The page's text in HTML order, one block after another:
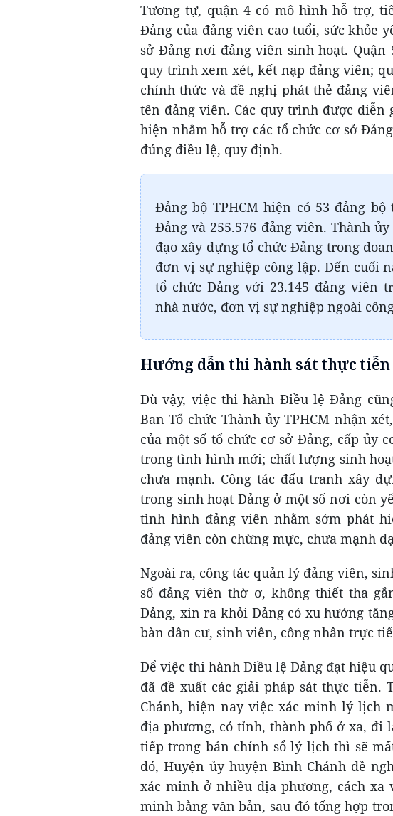
Tương tự, quận 4 có mô hình hỗ trợ,
Đảng của đảng viên cao tuổi, sức khỏe
sở Đảng nơi đảng viên sinh hoạt.
quy trình xem xét, kết nạp đảng viên;
chính thức và đề nghị phát thẻ đảng
tên đảng viên. Các quy trình được diễn
hiện nhằm hỗ trợ các tổ chức cơ sở
đúng điều lệ, quy định.
Đảng bộ TPHCM hiện có 53 đảng
Đảng và 255.576 đảng viên. Thành
đạo xây dựng tổ chức Đảng trong
đơn vị sự nghiệp công lập. Đến cuối
tổ chức Đảng với 23.145 đảng viên
nhà nước, đơn vị sự nghiệp ngoài
Hướng dẫn thi hành sát thực tiễn
Dù vậy, việc thi hành Điều lệ Đảng
Ban Tổ chức Thành ủy TPHCM nhận
của một số tổ chức cơ sở Đảng, cấp ủy
trong tình hình mới; chất lượng sinh
chưa mạnh. Công tác đấu tranh xây
trong sinh hoạt Đảng ở một số nơi còn
tình hình đảng viên nhằm sớm phát
đảng viên còn chừng mực, chưa mạnh
Ngoài ra, công tác quản lý đảng viên,
số đảng viên thờ ơ, không thiết tha
Đảng, xin ra khỏi Đảng có xu hướng
bàn dân cư, sinh viên, công nhân trực
Để việc thi hành Điều lệ Đảng đạt hiệu
đã đề xuất các giải pháp sát thực tiễn.
Chánh, hiện nay việc xác minh lý lịch
địa phương, có tỉnh, thành phố ở xa,
tiếp trong bản chính sổ lý lịch thì sẽ
đó, Huyện ủy huyện Bình Chánh đề
xác minh ở nhiều địa phương, cách
minh bằng văn bản, sau đó tổng hợp